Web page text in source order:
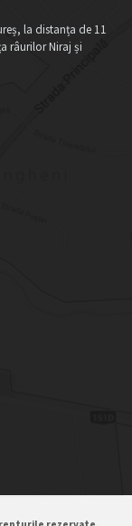
la distanța de 11
râurilor Niraj și